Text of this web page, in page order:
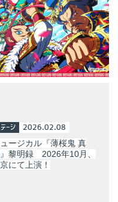
ージ 2026.02.08
ュージカル『薄桜鬼 真
黎明録 2026年10月、
にて上演！